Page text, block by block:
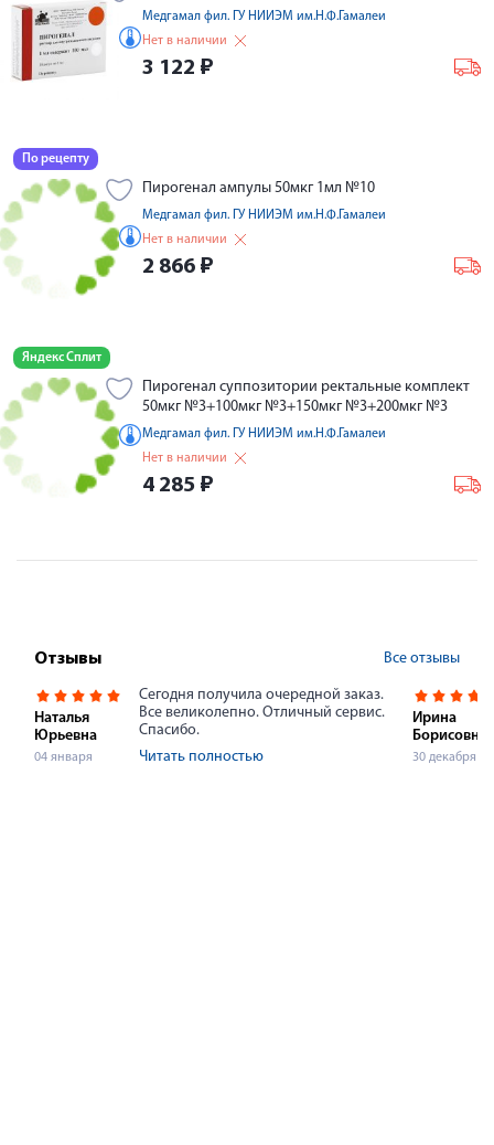
Медгамал фил. ГУ НИИЭМ им.Н.Ф.Гамалеи
Нет в наличии
3 122 ₽
По рецепту
Пирогенал ампулы 50мкг 1мл №10
Медгамал фил. ГУ НИИЭМ им.Н.Ф.Гамалеи
Нет в наличии
2 866 ₽
Яндекс Сплит
Пирогенал суппозитории ректальные комплект
50мкг №3+100мкг №3+150мкг №3+200мкг №3
Медгамал фил. ГУ НИИЭМ им.Н.Ф.Гамалеи
Нет в наличии
4 285 ₽
Отзывы Все отзывы
Наталья
Юрьевна
04 января
Сегодня получила очередной заказ.
Все великолепно. Отличный сервис.
Спасибо.
Читать полностью
Ирина
Борисовна
30 декабря